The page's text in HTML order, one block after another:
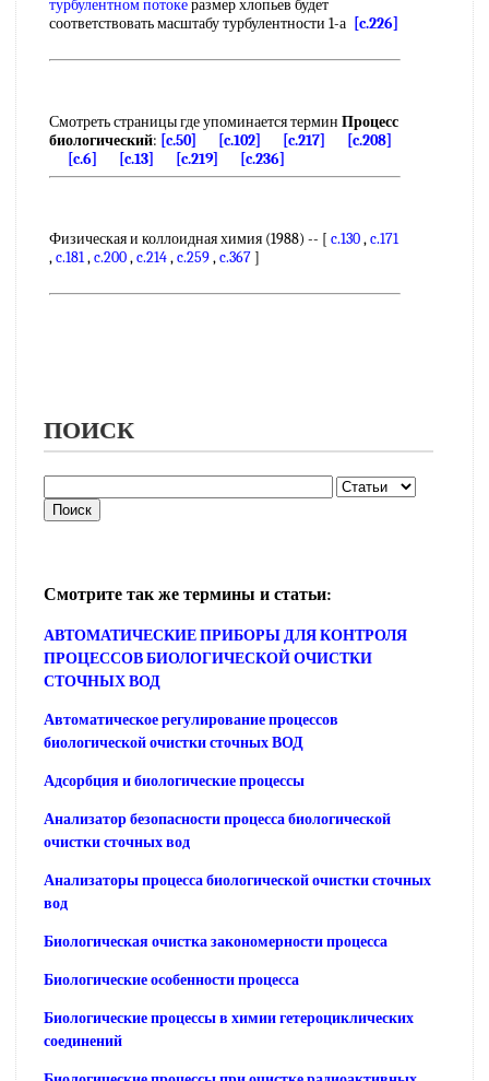
турбулентном потокеразмер хлопьев будет
соответствовать масштабу турбулентности 1-а [c.226]
Смотреть страницы где упоминается термин Процесс
биологический: [c.50] [c.102] [c.217]
[c.208]
[c.6]
[c.13] [c.219] [c.236]
Физическая и коллоидная химия (1988) -- [ c.130,c.171
,c.181,c.200,c.214,c.259,c.367]
ПОИСК
Смотрите так же термины и статьи:
АВТОМАТИЧЕСКИЕ ПРИБОРЫ ДЛЯ КОНТРОЛЯ
ПРОЦЕССОВ БИОЛОГИЧЕСКОЙ ОЧИСТКИ
СТОЧНЫХ ВОД
Автоматическое регулирование процессов
биологической очистки сточных ВОД
Адсорбция и биологические процессы
Анализатор безопасности процесса биологической
очистки сточных вод
Анализаторы процесса биологической очистки сточных
вод
Биологическая очистка закономерности процесса
Биологические особенности процесса
Биологические процессы в химии гетероциклических
соединений